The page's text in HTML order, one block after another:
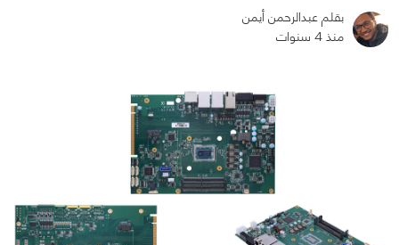
بقلم عبدالرحمن أيمن
منذ 4 سنوات